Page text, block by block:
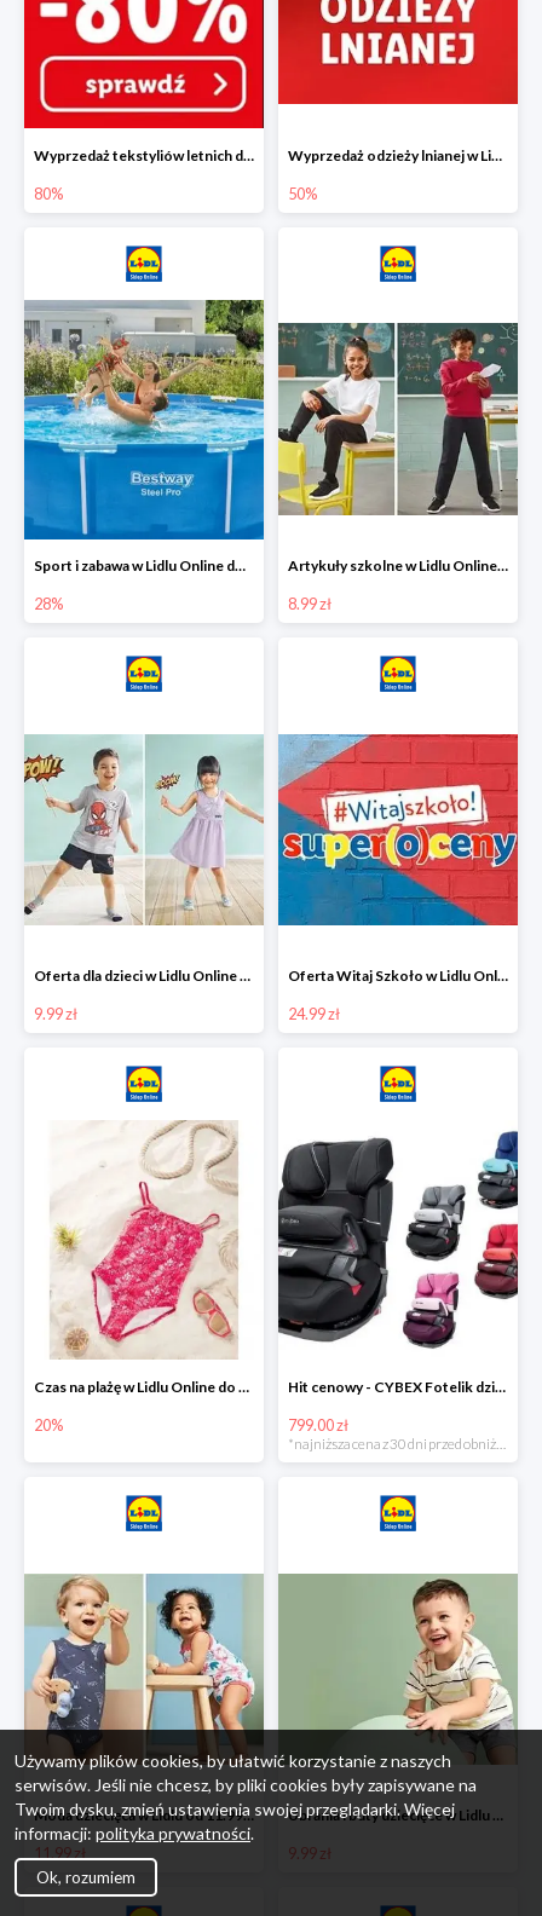
Wyprzedaż tekstyliów letnich dla dzieci w Lidlu Online do -80%
80%
Wyprzedaż odzieży lnianej w Lidlu Online do -50%
50%
Sport i zabawa w Lidlu Online do -28%
28%
Artykuły szkolne w Lidlu Online od 8,99 zł
8.99 zł
Oferta dla dzieci w Lidlu Online od 9,99 zł
9.99 zł
Oferta Witaj Szkoło w Lidlu Online od 24,99 zł
24.99 zł
Czas na plażę w Lidlu Online do -20%
20%
Hit cenowy - CYBEX Fotelik dziecięcy samochodowy Pallasfix grupa I-III, 9-36 kg
799.00 zł
Moda dziecięca w Lidlu od 11.99 zł
11.99 zł
Ubrania i buty dziecięce w Lidlu Online od 9,99 zł
9.99 zł
Używamy plików cookies, by ułatwić korzystanie z naszych
serwisów. Jeśli nie chcesz, by pliki cookies były zapisywane na
Twoim dysku, zmień ustawienia swojej przeglądarki. Więcej
informacji: polityka prywatności.
Ok, rozumiem